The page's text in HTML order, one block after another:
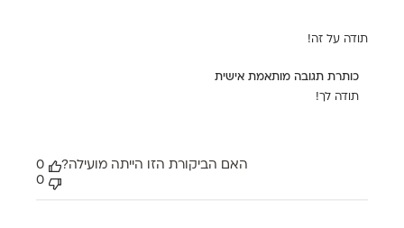
תודה על זה!
הערות
כותרת תגובה מותאמת אישית
תודה לך!
האם הביקורת הזו הייתה מועילה?
0
0